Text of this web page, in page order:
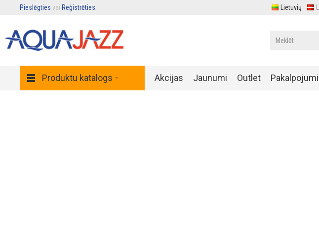
Pieslēgties vai Reģistrēties Lietuvių
Produktu katalogs Akcijas Jaunumi Outlet Pakalpojumi